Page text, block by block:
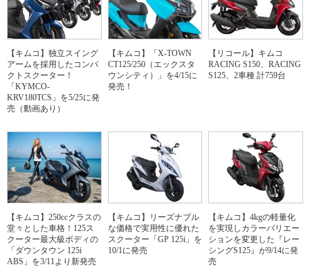
【キムコ】独立スイング
アームを採用したコンパ
クトスクーター！
「KYMCO-
KRV180TCS」を5/25に発
売（動画あり）
【キムコ】「X-TOWN
CT125/250（エックスタ
ウンシティ）」を4/15に
発売！
【リコール】キムコ
RACING S150、RACING
S125、2車種 計759台
【キムコ】250ccクラスの
堂々とした車格！125ス
クーター最⼤級ボディの
「ダウンタウン 125i
ABS」を3/11より新発売
【キムコ】リーズナブル
な価格で実用性に優れた
スクーター「GP 125i」を
10/1に発売
【キムコ】4kgの軽量化
を実現しカラーバリエー
ションを変更した『レー
シングS125』が9/14に発
売